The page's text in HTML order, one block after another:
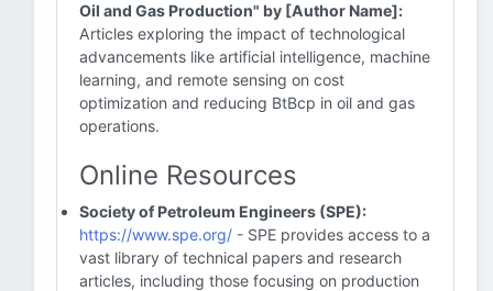
Oil and Gas Production" by [Author Name]:
Articles exploring the impact of technological
advancements like artificial intelligence, machine
learning, and remote sensing on cost
optimization and reducing BtBcp in oil and gas
operations.
Online Resources
Society of Petroleum Engineers (SPE):
https://www.spe.org/ - SPE provides access to a
vast library of technical papers and research
articles, including those focusing on production